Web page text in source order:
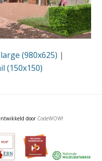
large (980x625) |
(150x150)
door CodeWOW!